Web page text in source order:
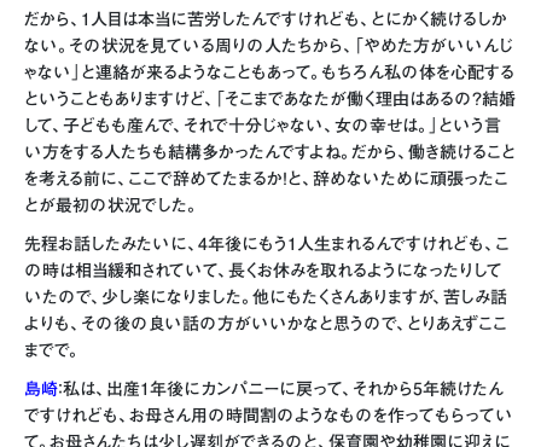
だから、1人目は本当に苦労したんですけれども、とにかく続けるしか
ない。その状況を見ている周りの人たちから、「やめた方がいいんじ
ゃない」と連絡が来るようなこともあって。もちろん私の体を心配する
ということもありますけど、「そこまであなたが働く理由はあるの？結婚
して、子どもも産んで、それで十分じゃない、女の幸せは。」という言
い方をする人たちも結構多かったんですよね。だから、働き続けること
を考える前に、ここで辞めてたまるか！と、辞めないために頑張ったこ
とが最初の状況でした。
先程お話したみたいに、4年後にもう1人生まれるんですけれども、こ
の時は相当緩和されていて、長くお休みを取れるようになったりして
いたので、少し楽になりました。他にもたくさんありますが、苦しみ話
よりも、その後の良い話の方がいいかなと思うので、とりあえずここ
までで。
島崎：私は、出産1年後にカンパニーに戻って、それから5年続けたん
ですけれども、お母さん用の時間割のようなものを作ってもらってい
て。お母さんたちは少し遅刻ができるのと、保育園や幼稚園に迎えに